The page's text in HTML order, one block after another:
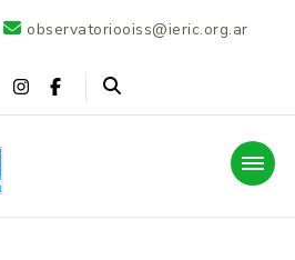
observatoriooiss@ieric.org.ar
OISS-